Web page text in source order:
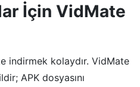
İçin VidMate
indirmek kolaydır. VidMate
APK dosyasını